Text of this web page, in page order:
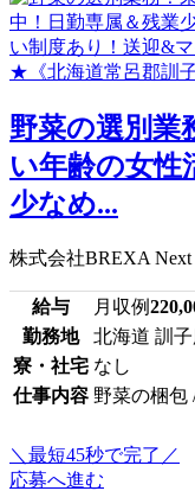
野菜の選別業
い年齢の女性
少なめ...
株式会社BREXA Next
給与 月収例
勤務地
北海道 訓
寮・社宅 なし
仕事内容 野菜の梱包
＼最短45秒で完了／
応募へ進む